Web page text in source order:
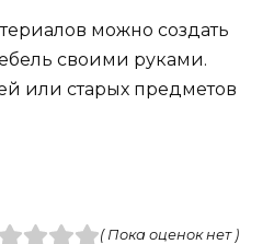
можно создать
своими руками.
или старых предметов
( Пока оценок нет )